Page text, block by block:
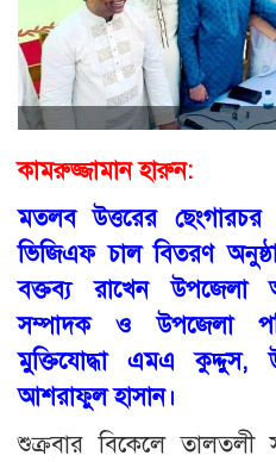
কামরুজ্জামান হারুন:
মতলব উত্তরের
ভিজিএফ চাল বিতরণ
বক্তব্য রাখেন উপজেলা
সম্পাদক ও উপজেলা
মুক্তিযোদ্ধা এমএ কুদ্দুস,
আশরাফুল হাসান।
শুক্রবার বিকেলে তালতলী